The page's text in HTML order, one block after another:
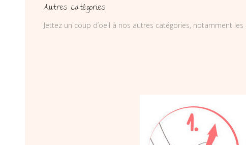
Autres catégories
Jettez un coup d’oeil à nos autres catégories, notamment les